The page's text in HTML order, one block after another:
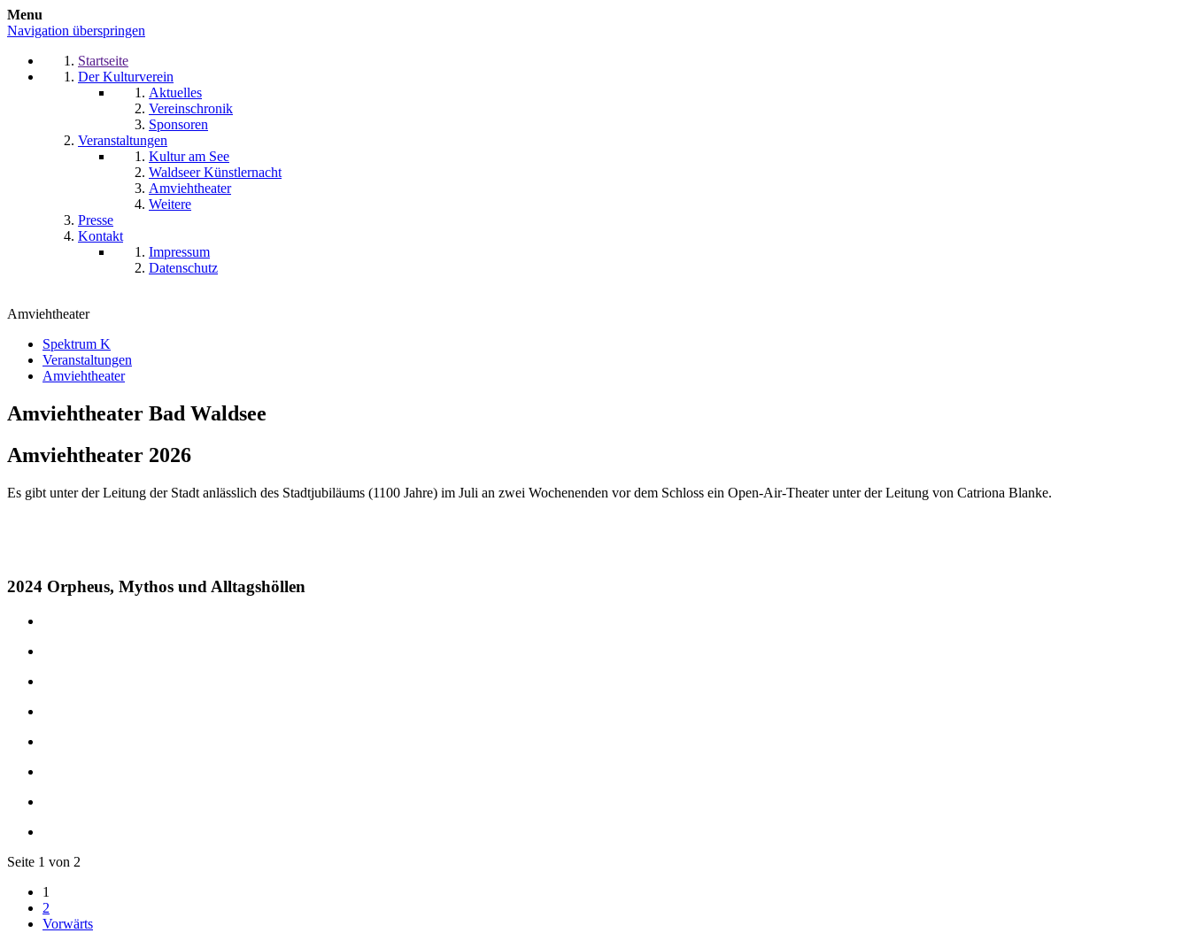
Menu
Navigation überspringen
Startseite
Der Kulturverein
Aktuelles
Vereinschronik
Sponsoren
Veranstaltungen
Kultur am See
Waldseer Künstlernacht
Amviehtheater
Weitere
Presse
Kontakt
Impressum
Datenschutz
Amviehtheater
Spektrum K
Veranstaltungen
Amviehtheater
Amviehtheater Bad Waldsee
Amviehtheater 2026
Es gibt unter der Leitung der Stadt anlässlich des Stadtjubiläums (1100 Jahre) im Juli an zwei Wochenenden vor dem Schloss ein Open-Air-Theater unter der Leitung von Catriona Blanke.
2024 Orpheus, Mythos und Alltagshöllen
Seite 1 von 2
1
2
Vorwärts